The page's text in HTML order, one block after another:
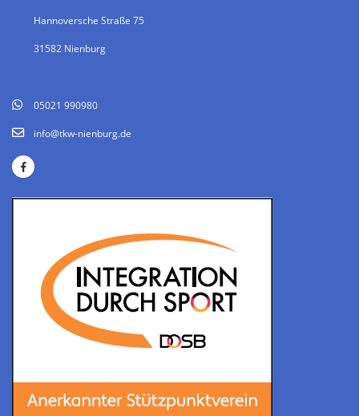
Hannoversche Straße 75
31582 Nienburg
05021 990980
info@tkw-nienburg.de